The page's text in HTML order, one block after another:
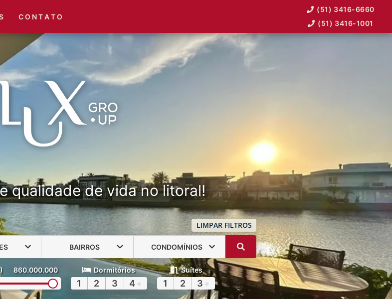
(51) 3416-6660
C O N T A T O
(51) 3416-6660
(51) 3416-1001
qualidade de vida no litoral!
LIMPAR FILTROS
BAIRROS CONDOMÍNIOS
860.000.000 Dormitórios
1 2 3 4 +
Suítes
1 2 3 +